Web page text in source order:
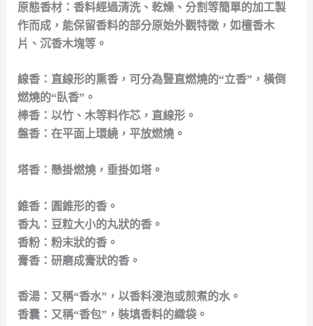
原態香材：香料經過清洗、乾燥、分割等簡單的加工製
作而成，能保留香料的部分原始外觀特徵，如檀香木
片、沉香木塊等。
線香：直線形的熏香，可分為豎直燃燒的“立香”，橫倒
燃燒的“臥香”。
棒香：以竹、木等料作芯，直線形。
盤香：在平面上環繞，平放燃燒。
塔香：懸掛燃燒，垂掛如塔。
錐香：圓錐形的香。
香丸：豆粒大小的丸狀的香。
香粉：粉末狀的香。
膏香：研磨成膏狀的香。
香湯：又稱“香水”，以香料浸泡或煎煮的水。
香囊：又稱“香包”，裝填香料的織袋。